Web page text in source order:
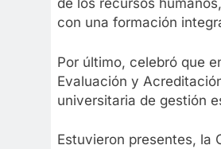
de los recursos
con una formación
Por último, celebró que
Evaluación y
universitaria de gestión
Estuvieron presentes, la